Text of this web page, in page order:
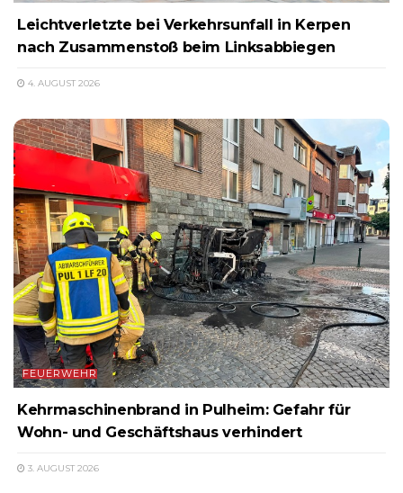
Leichtverletzte bei Verkehrsunfall in Kerpen
nach Zusammenstoß beim Linksabbiegen
4. AUGUST 2026
FEUERWEHR
Kehrmaschinenbrand in Pulheim: Gefahr für
Wohn- und Geschäftshaus verhindert
3. AUGUST 2026